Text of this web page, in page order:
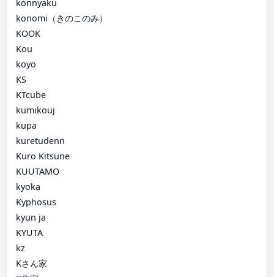
konnyaku
konomi（きのこのみ）
KOOK
Kou
koyo
KS
KTcube
kumikouj
kupa
kuretudenn
Kuro Kitsune
KUUTAMO
kyoka
Kyphosus
kyun ja
KYUTA
kz
Kさん家